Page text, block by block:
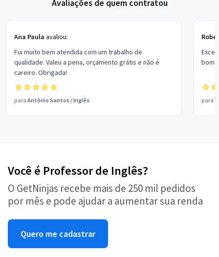
Avaliações de quem contratou
Ana Paula avaliou:
Fui muito bem atendida com um trabalho de
qualidade. Valeu a pena, orçamento grátis e não é
careiro. Obrigada!
para Antônio Santos /Inglês
bom
para
Você é Professor de Inglês?
O GetNinjas recebe mais de 250 mil pedidos
por mês e pode ajudar a aumentar sua renda
Quero me cadastrar